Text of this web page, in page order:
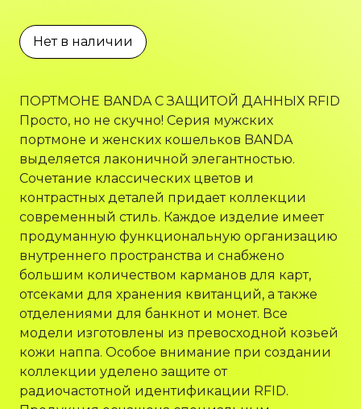
Нет в наличии
ПОРТМОНЕ BANDA С ЗАЩИТОЙ ДАННЫХ RFID
Просто, но не скучно! Серия мужских
портмоне и женских кошельков BANDA
выделяется лаконичной элегантностью.
Сочетание классических цветов и
контрастных деталей придает коллекции
современный стиль. Каждое изделие имеет
продуманную функциональную организацию
внутреннего пространства и снабжено
большим количеством карманов для карт,
отсеками для хранения квитанций, а также
отделениями для банкнот и монет. Все
модели изготовлены из превосходной козьей
кожи наппа. Особое внимание при создании
коллекции уделено защите от
радиочастотной идентификации RFID.